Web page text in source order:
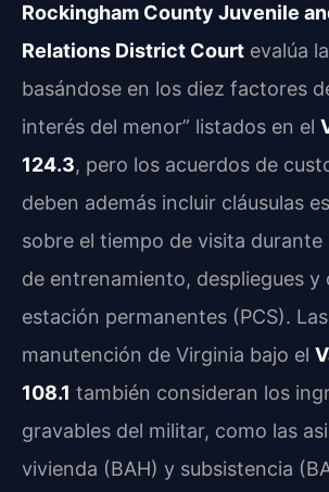
Rockingham County Juvenile
Relations District Court evalúa
basándose en los diez factores
interés del menor” listados en el
124.3, pero los acuerdos de
deben además incluir cláusulas
sobre el tiempo de visita durante
de entrenamiento, despliegues y
estación permanentes (PCS).
manutención de Virginia bajo el
108.1 también consideran los
gravables del militar, como las
vivienda (BAH) y subsistencia